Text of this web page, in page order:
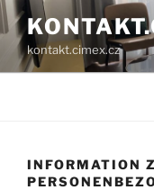
Zum
Inhalt
springenkontakt.cimex.cz
INFORMATION